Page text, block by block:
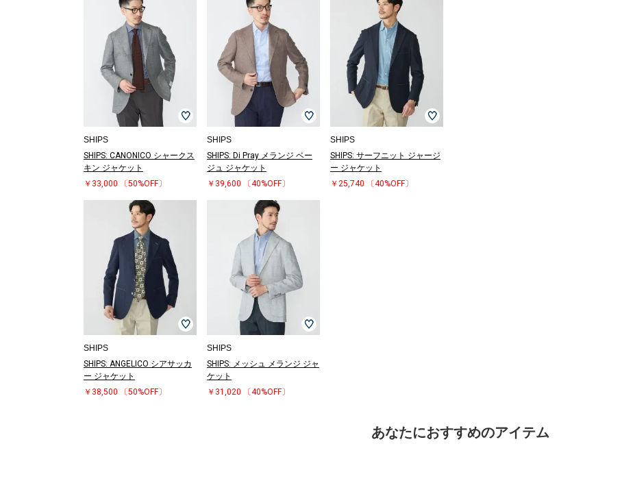
SHIPS
SHIPS: CANONICO シャークス
キン ジャケット
￥33,000
〔50%OFF〕
SHIPS
SHIPS: Di Pray メランジ ベー
ジュ ジャケット
￥39,600
〔40%OFF〕
SHIPS
SHIPS: サーフニット ジャージ
ー ジャケット
￥25,740
〔40%OFF〕
SHIPS
SHIPS: ANGELICO シアサッカ
ー ジャケット
￥38,500
〔50%OFF〕
SHIPS
SHIPS: メッシュ メランジ ジャ
ケット
￥31,020
〔40%OFF〕
あなたにおすすめのアイテム